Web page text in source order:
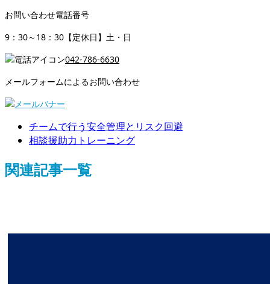
お問い合わせ電話番号
9：30～18：30【定休日】土・日
042-786-6630
メールフォームによるお問い合わせ
チームで行う安全管理とリスク回避
相談援助力トレーニング
関連記事一覧